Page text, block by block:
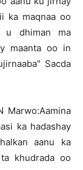
ka maqnaa oo
u dhiman ma
maanta oo in
Sacda
Marwo:Aamina
ka hadashay
aanu ka
khudrada oo